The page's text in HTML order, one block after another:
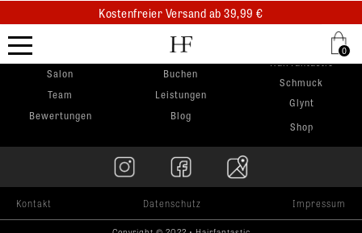
Kostenfreier Versand ab 39,99 €
Kostenfreier Abholung am selben Tag
.
.
.
0
Salon
Team
Bewertungen
Buchen
Leistungen
Blog
Hairfantastic
Schmuck
Glynt
Shop
Kontakt Datenschutz Impressum